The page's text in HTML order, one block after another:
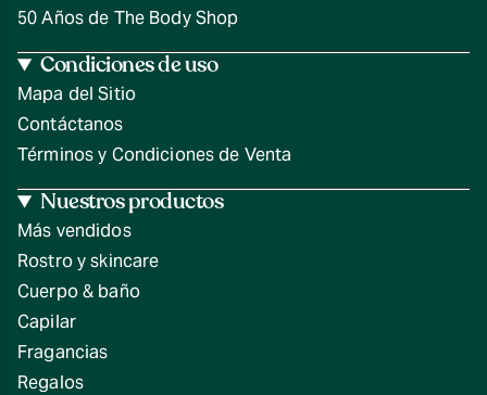
50 Años de The Body Shop
Condiciones de uso
Mapa del Sitio
Contáctanos
Términos y Condiciones de Venta
Nuestros productos
Más vendidos
Rostro y skincare
Cuerpo & baño
Capilar
Fragancias
Regalos